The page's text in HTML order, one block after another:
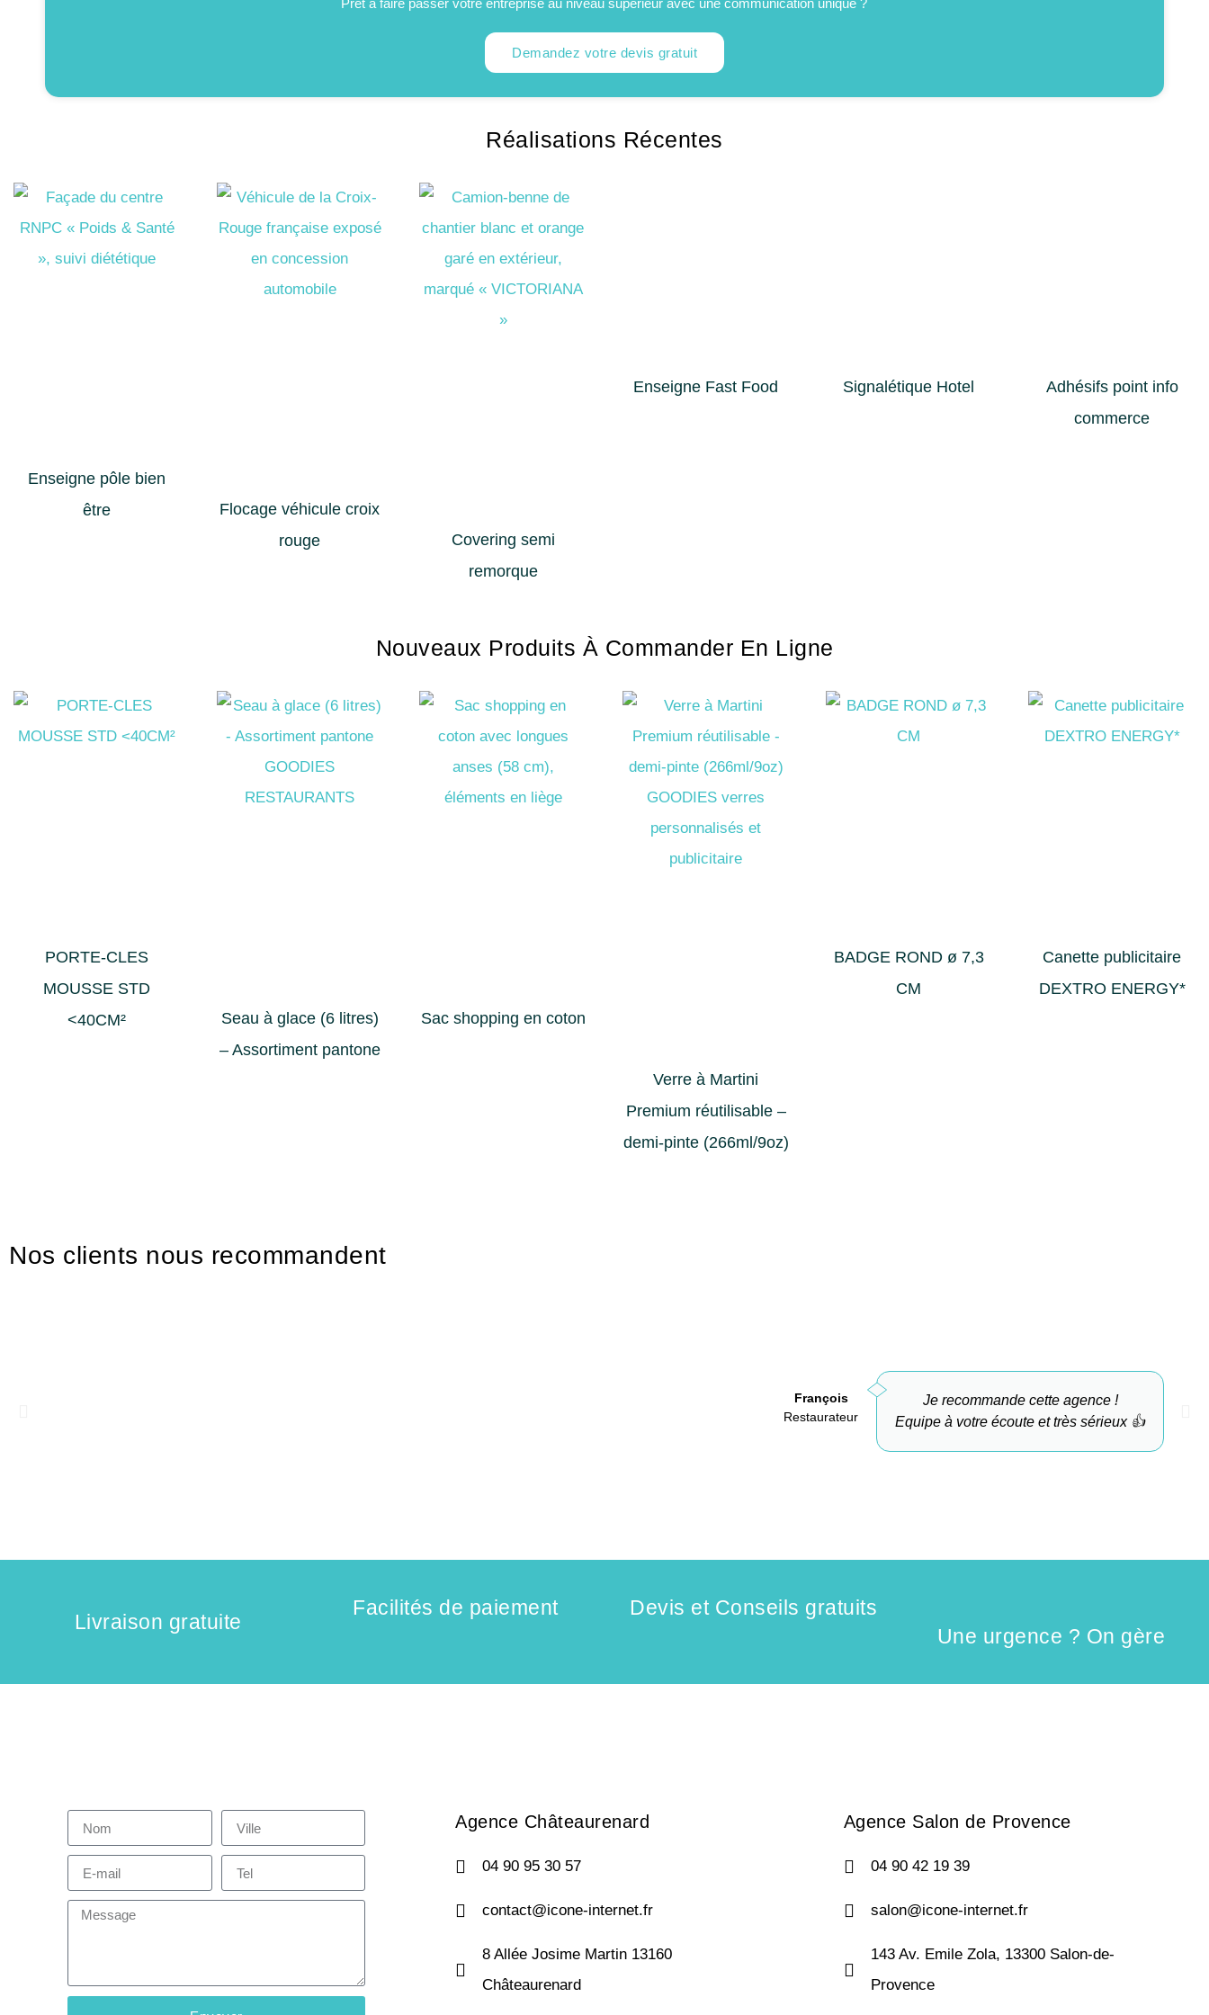
Prêt à faire passer votre entreprise au niveau supérieur avec une communication unique ?
Demandez votre devis gratuit
Réalisations Récentes
Enseigne pôle bien
être
Flocage véhicule croix
rouge
Covering semi
remorque
Enseigne Fast Food Signalétique Hotel
Adhésifs point info
commerce
Nouveaux Produits À Commander En Ligne
PORTE-CLES
MOUSSE STD
<40CM²
Seau à glace (6 litres)
– Assortiment pantone
Sac shopping en coton
Verre à Martini
Premium réutilisable –
demi-pinte (266ml/9oz)
BADGE ROND ø 7,3
CM
Canette publicitaire
DEXTRO ENERGY*
Nos clients nous recommandent
Je recommande cette agence !
Equipe à votre écoute et très sérieux 👍
François
Restaurateur
Livraison gratuite
Facilités de paiement
Devis et Conseils gratuits
Une urgence ? On gère
Agence Châteaurenard
04 90 95 30 57
contact@icone-internet.fr
8 Allée Josime Martin 13160
Châteaurenard
Agence Salon de Provence
04 90 42 19 39
salon@icone-internet.fr
143 Av. Emile Zola, 13300 Salon-de-
Provence